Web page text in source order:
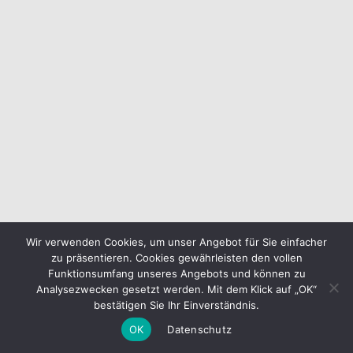
Wir verwenden Cookies, um unser Angebot für Sie einfacher
zu präsentieren. Cookies gewährleisten den vollen
Funktionsumfang unseres Angebots und können zu
Analysezwecken gesetzt werden. Mit dem Klick auf „OK“
bestätigen Sie Ihr Einverständnis.
OK
Datenschutz